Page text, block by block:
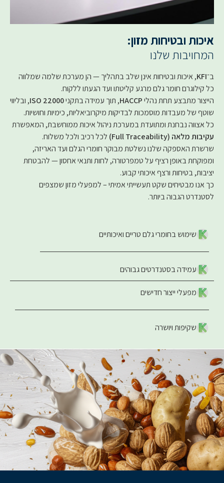
איכות ובטיחות מזון:
המחויבות שלנו
ב־KFI, איכות ובטיחות אינן שלב בתהליך — הן מערכת שלמה שמלווה
כל קילוגרם חומר גלם מרגע קליטתו ועד הגעתו ללקוח.
הייצור מתבצע תחת נהליHACCP, תוך עמידה בתקניISO 22000, ובליווי
שוטף של מעבדות מוסמכות לבדיקות מיקרוביאליות, כימיות וחושיות.
כל אצווה נבחנת ומתועדת במערכת ניהול איכות ממוחשבת, המאפשרת
עקיבות מלאה (Full Traceability)
לכל רכיב ולכל משלוח.
שרשרת האספקה שלנו נשלטת מבוקר חומרי הגלם ועד האריזה,
ומפוקחת באופן רציף על טמפרטורה, לחות ותנאי אחסון — להבטחת
יציבות, בטיחות ורצף איכותי קבוע.
כך אנו מבטיחים שקט תעשייתי אמיתי – למפעלי מזון שמצפים
לסטנדרט הגבוה ביותר.
שימוש בחומרי גלם טריים ואיכותיים
עמידה בסטנדרטים גבוהים
מפעלי ייצור חדישים
שקיפות ויושרה